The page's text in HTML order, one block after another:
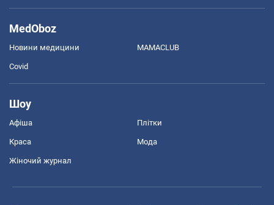
MedOboz
Новини медицини MAMACLUB
Covid
Шоу
Афіша Плітки
Краса Мода
Жіночий журнал